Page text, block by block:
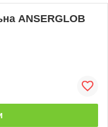
ANSERGLOB